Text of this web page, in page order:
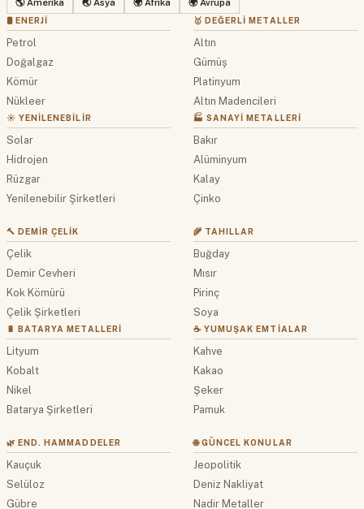
🌎 Amerika 🌏 Asya 🌍 Afrika 🌍 Avrupa
🛢 ENERJI
Petrol
Doğalgaz
Kömür
Nükleer
☀️ YENILENEBILIR
Solar
Hidrojen
Rüzgar
Yenilenebilir Şirketleri
🥇 DEĞERLI METALLER
Altın
Gümüş
Platinyum
Altın Madencileri
🏭 SANAYI METALLERI
Bakır
Alüminyum
Kalay
Çinko
🔨 DEMIR ÇELIK
Çelik
Demir Cevheri
Kok Kömürü
Çelik Şirketleri
🔋 BATARYA METALLERI
Lityum
Kobalt
Nikel
Batarya Şirketleri
🌾 TAHILLAR
Buğday
Mısır
Pirinç
Soya
☕ YUMUŞAK EMTIALAR
Kahve
Kakao
Şeker
Pamuk
🌿 END. HAMMADDELER
Kauçuk
Selüloz
Gübre
🌐 GÜNCEL KONULAR
Jeopolitik
Deniz Nakliyat
Nadir Metaller